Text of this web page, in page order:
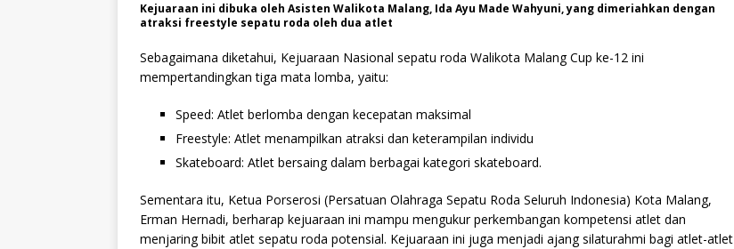
Kejuaraan ini dibuka oleh Asisten Walikota Malang, Ida Ayu Made Wahyuni, yang dimeriahkan dengan
atraksi freestyle sepatu roda oleh dua atlet
Sebagaimana diketahui, Kejuaraan Nasional sepatu roda Walikota Malang Cup ke-12 ini
mempertandingkan tiga mata lomba, yaitu:
Speed: Atlet berlomba dengan kecepatan maksimal
Freestyle: Atlet menampilkan atraksi dan keterampilan individu
Skateboard: Atlet bersaing dalam berbagai kategori skateboard.
Sementara itu, Ketua Porserosi (Persatuan Olahraga Sepatu Roda Seluruh Indonesia) Kota Malang,
Erman Hernadi, berharap kejuaraan ini mampu mengukur perkembangan kompetensi atlet dan
menjaring bibit atlet sepatu roda potensial. Kejuaraan ini juga menjadi ajang silaturahmi bagi atlet-atlet